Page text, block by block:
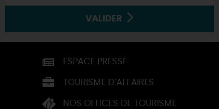
VALIDER
ESPACE PRESSE
TOURISME D’AFFAIRES
NOS OFFICES DE TOURISME